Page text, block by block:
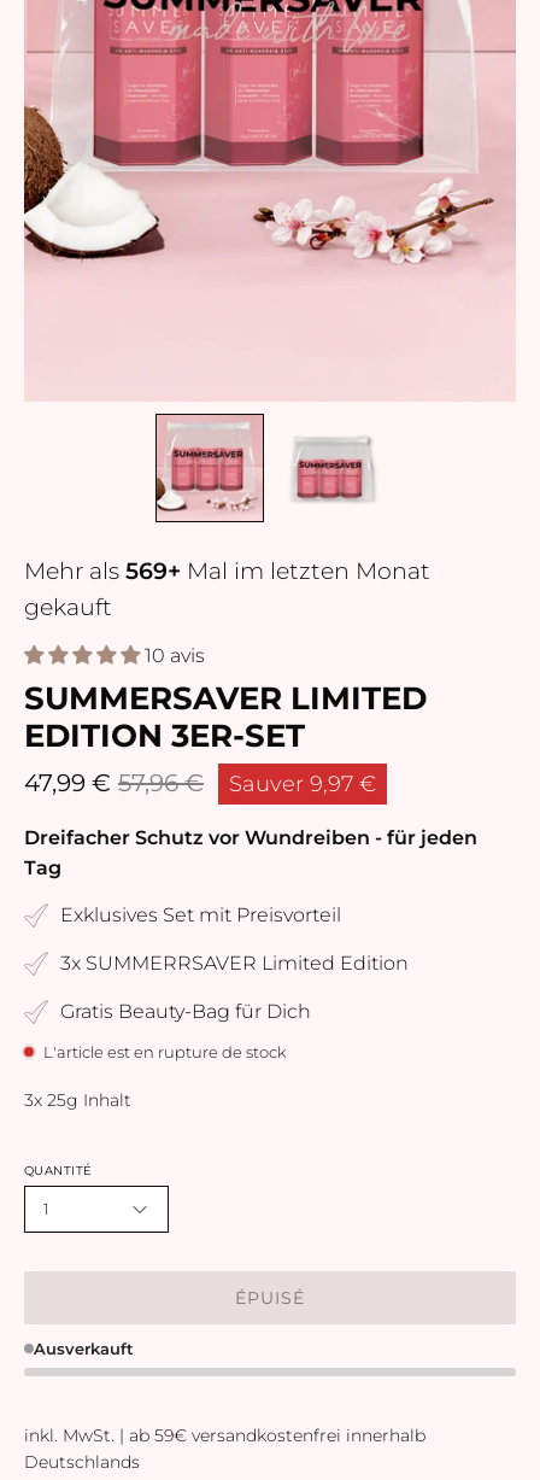
Mehr als 569+ Mal im letzten Monat
gekauft
10 avis
SUMMERSAVER LIMITED
EDITION 3ER-SET
47,99 € 57,96 € Sauver 9,97 €
Dreifacher Schutz vor Wundreiben - für jeden
Tag
Exklusives Set mit Preisvorteil
3x SUMMERRSAVER Limited Edition
Gratis Beauty-Bag für Dich
L'article est en rupture de stock
3x 25g Inhalt
QUANTITÉ
1
ÉPUISÉ
Ausverkauft
inkl. MwSt. | ab 59€ versandkostenfrei innerhalb
Deutschlands